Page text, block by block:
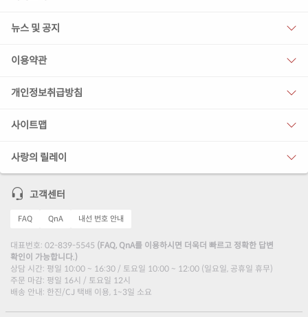
뉴스 및 공지
이용약관
개인정보취급방침
사이트맵
사랑의 릴레이
고객센터
FAQ QnA 내선 번호 안내
대표번호: 02-839-5545 (FAQ, QnA를 이용하시면 더욱더 빠르고 정확한 답변
확인이 가능합니다.)
상담 시간: 평일 10:00 ~ 16:30 / 토요일 10:00 ~ 12:00 (일요일, 공휴일 휴무)
주문 마감: 평일 16시 / 토요일 12시
배송 안내: 한진/CJ 택배 이용, 1~3일 소요